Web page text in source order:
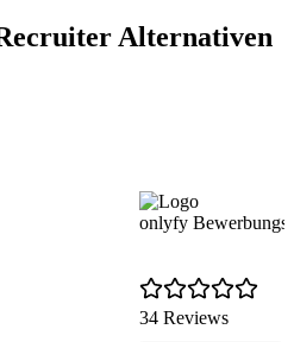
Alternativen
onlyfy
34 Reviews